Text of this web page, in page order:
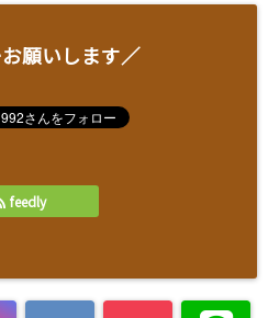
願いします／
feedly